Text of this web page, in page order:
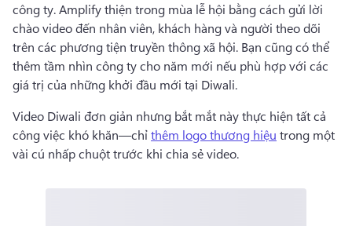
công ty. Amplify thiện trong mùa lễ hội bằng cách gửi lời
chào video đến nhân viên, khách hàng và người theo dõi
trên các phương tiện truyền thông xã hội. Bạn cũng có thể
thêm tầm nhìn công ty cho năm mới nếu phù hợp với các
giá trị của những khởi đầu mới tại Diwali.
Video Diwali đơn giản nhưng bắt mắt này thực hiện tất cả
công việc khó khăn—chỉ thêm logo thương hiệu trong một
vài cú nhấp chuột trước khi chia sẻ video.